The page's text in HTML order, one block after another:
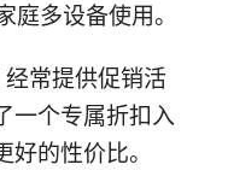
庭多设备使用。
常提供促销活
一个专属折扣入
的性价比。